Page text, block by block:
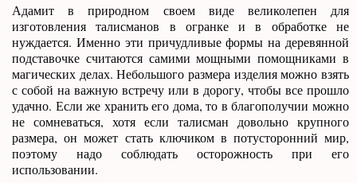
Адамит в природном своем виде великолепен для
изготовления талисманов в огранке и в обработке не
нуждается. Именно эти причудливые формы на деревянной
подставочке считаются самими мощными помощниками в
магических делах. Небольшого размера изделия можно взять
с собой на важную встречу или в дорогу, чтобы все прошло
удачно. Если же хранить его дома, то в благополучии можно
не сомневаться, хотя если талисман довольно крупного
размера, он может стать ключиком в потусторонний мир,
поэтому надо соблюдать осторожность при его
использовании.